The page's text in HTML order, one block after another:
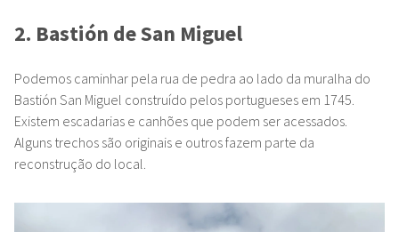
2. Bastión de San Miguel
Podemos caminhar pela rua de pedra ao lado da muralha do
Bastión San Miguel construído pelos portugueses em 1745.
Existem escadarias e canhões que podem ser acessados.
Alguns trechos são originais e outros fazem parte da
reconstrução do local.